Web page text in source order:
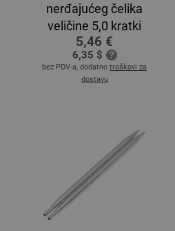
nerđajućeg čelika
veličine 5,0 kratki
5,46 €
6,35 $
bez PDV-a, dodatno troškovi za
dostavu